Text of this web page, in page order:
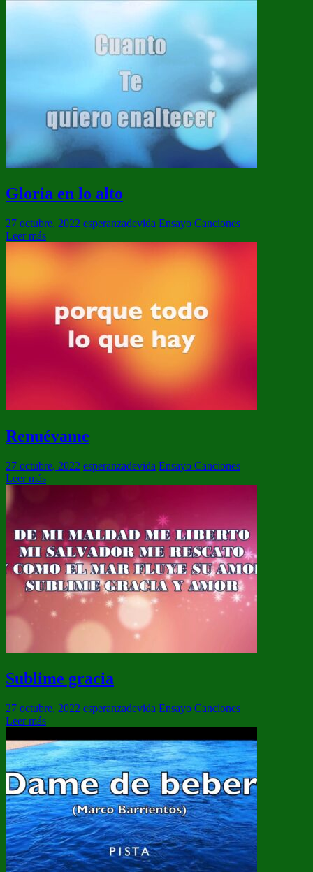
Gloria en lo alto
27 octubre, 2022 esperanzadevida Ensayo Canciones
Leer más
Renuévame
27 octubre, 2022 esperanzadevida Ensayo Canciones
Leer más
Sublime gracia
27 octubre, 2022 esperanzadevida Ensayo Canciones
Leer más